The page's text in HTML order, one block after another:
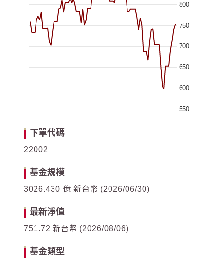
550
600
650
700
750
800
Line chart with 64 data points.
The chart has 1 Y axis displaying values. Data ranges
2026/05/062026/05/21
Line chart with 64 data points.
The chart has 1 Y axis displaying values. Data ranges
2026/05/062026/05/21
下單代碼
22002
基金規模
3026.430 億 新台幣 2026/06/30
最新淨值
751.72 新台幣 2026/08/06
基金類型